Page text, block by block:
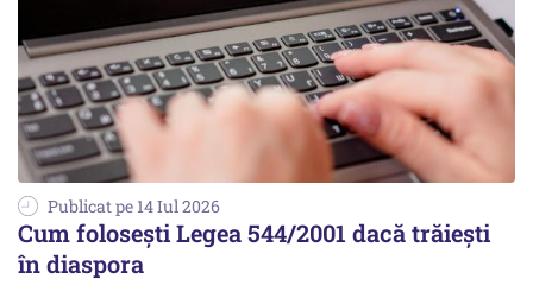
Publicat pe 14 Iul 2026
Cum folosești Legea 544/2001 dacă trăiești
în diaspora